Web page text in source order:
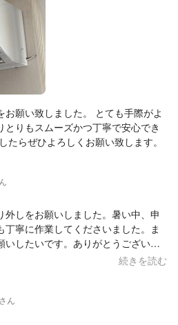
願い致しました。 とても手際がよ
とりもスムーズかつ丁寧で安心でき
たらぜひよろしくお願い致します。
しをお願いしました。暑い中、申
丁寧に作業してくださいました。ま
いしたいです。ありがとうございま
続きを読む
ん